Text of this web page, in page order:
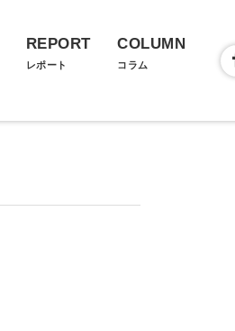
REPORT
レポート
COLUMN
コラム